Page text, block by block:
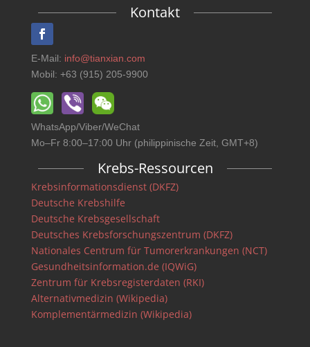
Kontakt
E-Mail: info@tianxian.com
Mobil: +63 (915) 205-9900
WhatsApp/Viber/WeChat
Mo–Fr 8:00–17:00 Uhr (philippinische Zeit, GMT+8)
Krebs-Ressourcen
Krebsinformationsdienst (DKFZ)
Deutsche Krebshilfe
Deutsche Krebsgesellschaft
Deutsches Krebsforschungszentrum (DKFZ)
Nationales Centrum für Tumorerkrankungen (NCT)
Gesundheitsinformation.de (IQWiG)
Zentrum für Krebsregisterdaten (RKI)
Alternativmedizin (Wikipedia)
Komplementärmedizin (Wikipedia)